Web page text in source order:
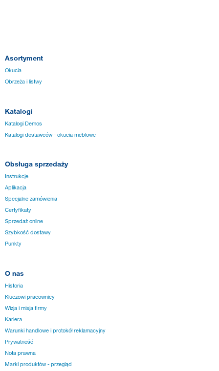
Asortyment
Okucia
Obrzeża i listwy
Katalogi
Katalogi Demos
Katalogi dostawców - okucia meblowe
Obsługa sprzedaży
Instrukcje
Aplikacja
Specjalne zamówienia
Certyfikaty
Sprzedaż online
Szybkość dostawy
Punkty
O nas
Historia
Kluczowi pracownicy
Wizja i misja firmy
Kariera
Warunki handlowe i protokół reklamacyjny
Prywatność
Nota prawna
Marki produktów - przegląd